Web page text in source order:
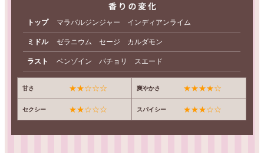
トップ マラバルジンジャー インディアンライム
ミドル ゼラニウム セージ カルダモン
ラスト ベンゾイン パチョリ スエード
甘さ ★★☆☆☆ 爽やかさ ★★★★☆
セクシー ★★☆☆☆ スパイシー ★★★☆☆